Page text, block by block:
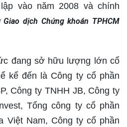
vào năm 2008 và chính
Giao dịch Chứng khoán TPHCM
đang sở hữu lượng lớn cổ
kể đến là Công ty cổ phần
Công ty TNHH JB, Công ty
Tổng công ty cổ phần
Việt Nam, Công ty cổ phần